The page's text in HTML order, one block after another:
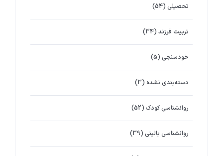
تحصیلی (54)
تربیت فرزند (34)
خودسنجی (5)
دسته‌بندی نشده (3)
روانشناسي كودك (52)
روانشناسی بالینی (39)